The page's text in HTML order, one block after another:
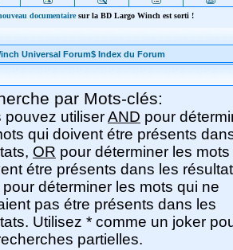
documentairesur la BD Largo Winch est sorti !
Universal Forum$ Index du Forum
par Mots-clés:
pouvez utiliserAND pour
qui doivent étre présents
OR pour déterminer les
étre présents dans les
pour déterminer les mots qui ne
pas étre présents dans les
Utilisez * comme un joker
partielles.